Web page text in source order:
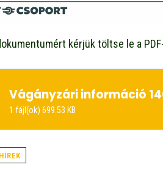
kérjük töltse le a
Vágányzári információ
1 fájl(ok) 699.53 KB
HÍREK